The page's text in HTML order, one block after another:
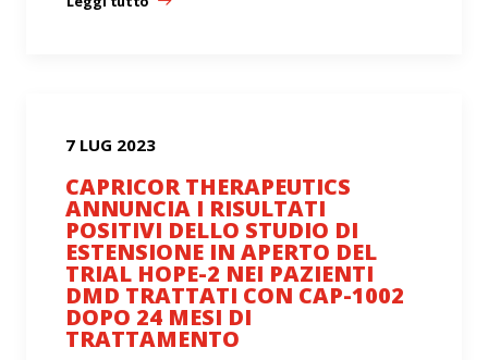
7 LUG 2023
CAPRICOR THERAPEUTICS
ANNUNCIA I RISULTATI
POSITIVI DELLO STUDIO DI
ESTENSIONE IN APERTO DEL
TRIAL HOPE-2 NEI PAZIENTI
DMD TRATTATI CON CAP-1002
DOPO 24 MESI DI
TRATTAMENTO